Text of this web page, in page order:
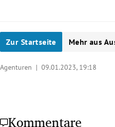
Zur Startseite Mehr aus
Agenturen | 09.01.2023, 19:18
Kommentare